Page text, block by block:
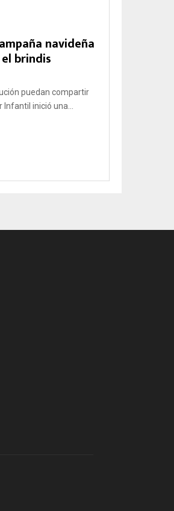
navideña
brindis
puedan compartir
inició una...